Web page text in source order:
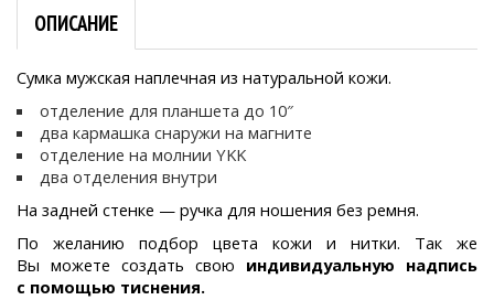
ОПИСАНИЕ
Сумка мужская наплечная из натуральной кожи.
отделение для планшета до 10″
два кармашка снаружи на магните
отделение на молнии YKK
два отделения внутри
На задней стенке — ручка для ношения без ремня.
По желанию подбор цвета кожи и нитки. Так же
Вы можете создать свою индивидуальную надпись
с помощью тиснения.